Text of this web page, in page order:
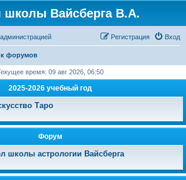
Вайсберга В.А.
Вход
Регистрация
форумов
время: 09 авг 2026, 06:50
2025-2026 учебный год
Таро
Форум
школы астрологии Вайсберга